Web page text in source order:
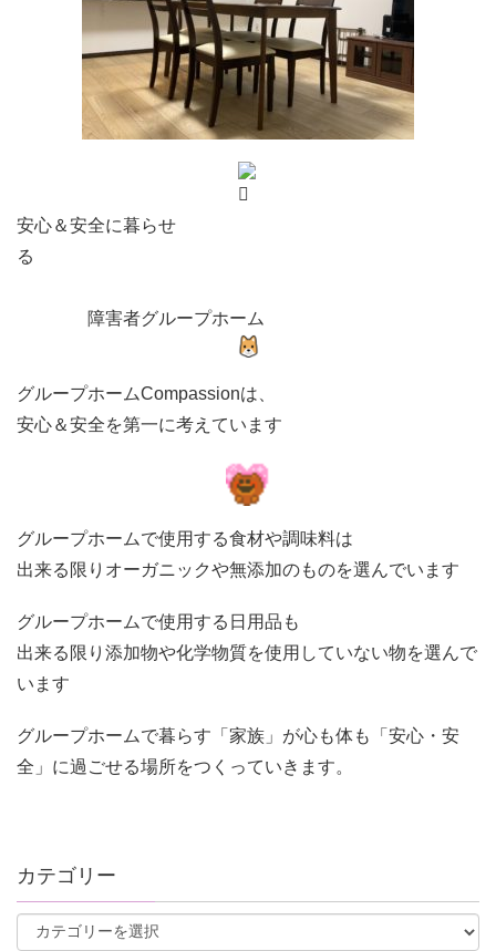
安心＆安全に暮らせ
る
障害者グループホーム
グループホームCompassionは、
安心＆安全を第一に考えています
グループホームで使用する食材や調味料は
出来る限りオーガニックや無添加のものを選んでいます
グループホームで使用する日用品も
出来る限り添加物や化学物質を使用していない物を選んで
います
グループホームで暮らす「家族」が心も体も「安心・安
全」に過ごせる場所をつくっていきます。
カテゴリー